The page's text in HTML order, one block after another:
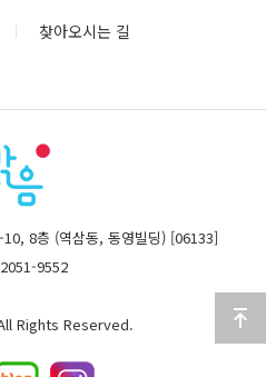
찾아오시는 길
8층 (역삼동, 동영빌딩) [06133]
9552
Rights Reserved.